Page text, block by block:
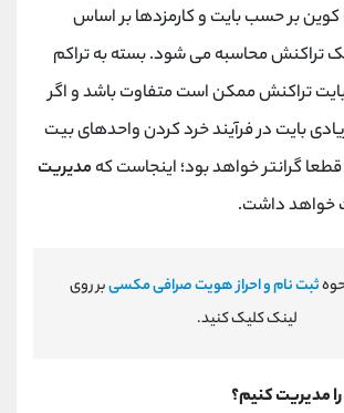
بر حسب بایت و کارمزدها بر اساس
تراکنش محاسبه می شود. بسته به تراکم
تراکنش ممکن است متفاوت باشد و اگر
بایت در فرآیند خرد کردن واحدهای بیت
گرانتر خواهد بود؛ اینجاست که مدیریت
خواهد داشت.
ثبت نام و احراز هویت صرافی مکسیبر روی
لینک کلیک کنید.
مدیریت کنیم؟